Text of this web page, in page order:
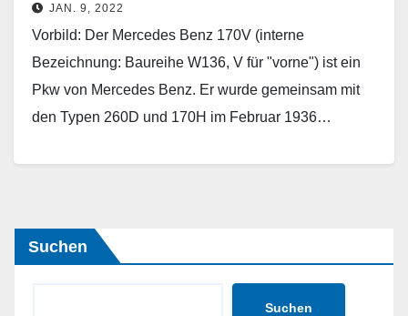
JAN. 9, 2022
Vorbild: Der Mercedes Benz 170V (interne
Bezeichnung: Baureihe W136, V für "vorne") ist ein
Pkw von Mercedes Benz. Er wurde gemeinsam mit
den Typen 260D und 170H im Februar 1936…
Suchen
Suchen